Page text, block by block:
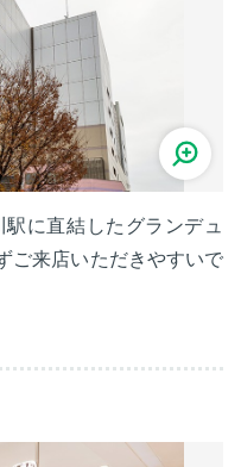
に直結したグランデュ
ご来店いただきやすいで